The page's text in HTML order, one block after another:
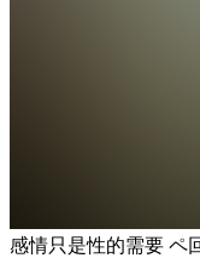
感情只是性的需要 ペ